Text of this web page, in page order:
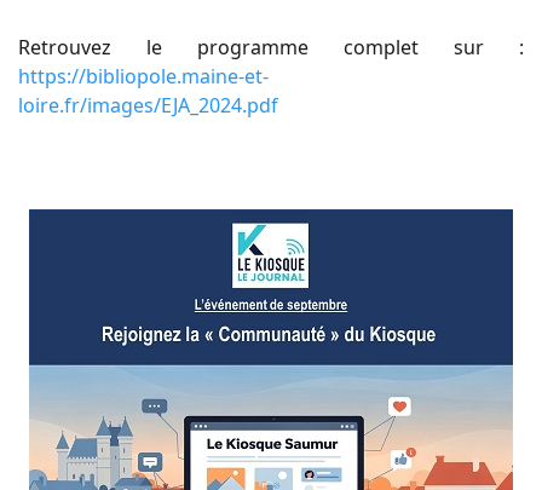
Retrouvez le programme complet sur :
https://bibliopole.maine-et-
loire.fr/images/EJA_2024.pdf